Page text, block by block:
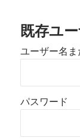
既存ユ
ユーザー名ま
パスワード